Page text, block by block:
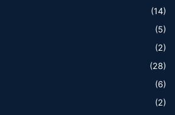
(14)
(5)
(2)
(28)
(6)
(2)